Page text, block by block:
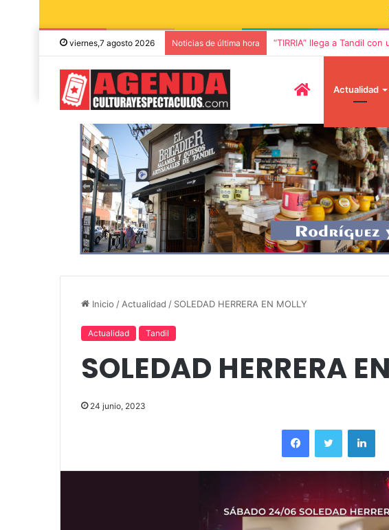
viernes,7 agosto 2026 Noticias de última hora “TIRRIA” llega a Tandil
Actualidad
Inicio / Actualidad / SOLEDAD HERRERA EN MOLLY
Actualidad Tandil
SOLEDAD HERRERA
24 junio, 2023
Julián Bellese llega a Tandil
con su nuevo show de stand
5 octubre, 2026
en su gira de despedida
«Fútbol, Asado, Vino y Adiós
Amigos»